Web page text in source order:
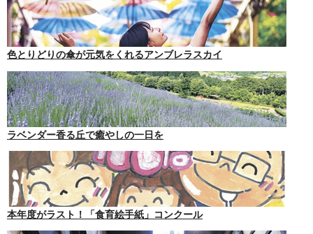
色とりどりの傘が元気をくれるアンブレラスカイ
ラベンダー香る丘で癒やしの一日を
本年度がラスト！「食育絵手紙」コンクール